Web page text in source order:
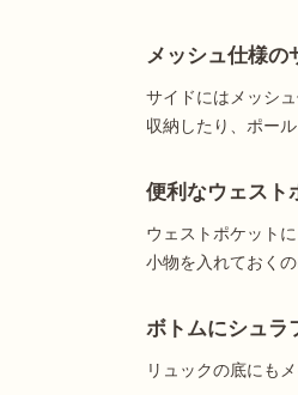
メッシュ仕様の
サイドにはメッシ
収納したり、ポー
便利なウェスト
ウェストポケット
小物を入れておくの
ボトムにシュラ
リュックの底にも